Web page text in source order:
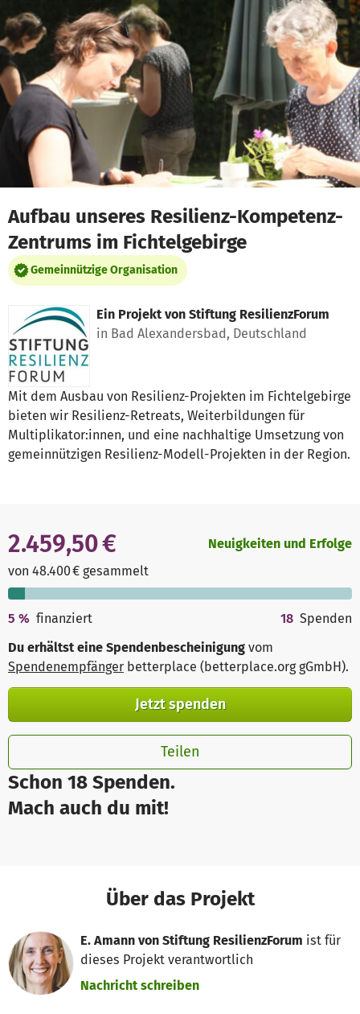
Zum Hauptinhalt springen
Erklärung zur Barrierefreiheit anzeigen
Aufbau unseres Resilienz-Kompetenz-
Zentrums im Fichtelgebirge
Gemeinnützige Organisation
Ein Projekt von Stiftung ResilienzForum
in Bad Alexandersbad, Deutschland
Mit dem Ausbau von Resilienz-Projekten im Fichtelgebirge
bieten wir Resilienz-Retreats, Weiterbildungen für
Multiplikator:innen, und eine nachhaltige Umsetzung von
gemeinnützigen Resilienz-Modell-Projekten in der Region.
Schon 18 Spenden.
Mach auch du mit!
2.459,50 €
von 48.400 € gesammelt
Neuigkeiten und Erfolge
5 % finanziert 18 Spenden
Du erhältst eine Spendenbescheinigung vom
Spendenempfänger betterplace (betterplace.org gGmbH).
Jetzt spenden
Teilen
Über das Projekt
E. Amann von Stiftung ResilienzForum ist für
dieses Projekt verantwortlich
Nachricht schreiben